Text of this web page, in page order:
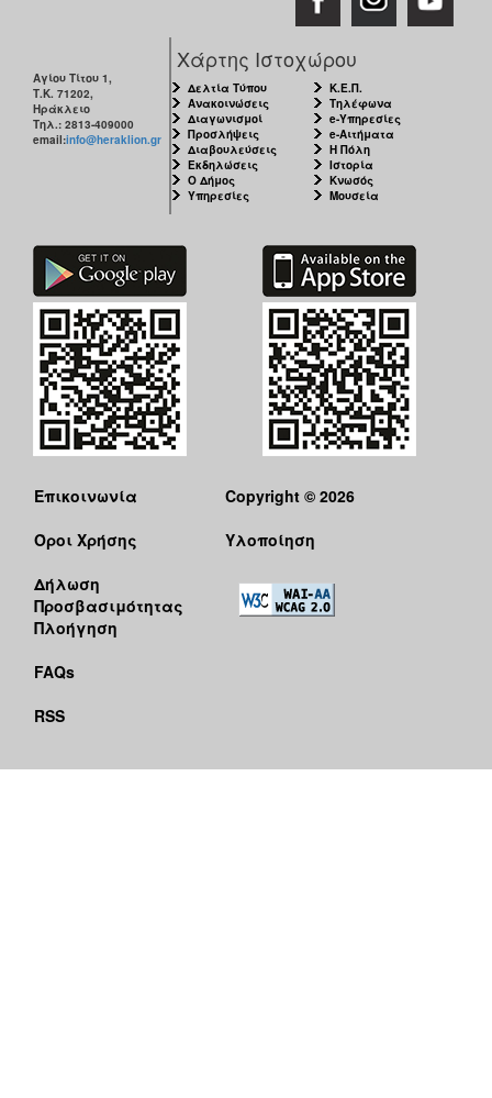
Αγίου Τίτου 1,
Τ.Κ. 71202,
Ηράκλειο
Τηλ.: 2813-409000
email:info@heraklion.gr
Χάρτης Ιστοχώρου
Δελτία Τύπου
Ανακοινώσεις
Διαγωνισμοί
Προσλήψεις
Διαβουλεύσεις
Εκδηλώσεις
Ο Δήμος
Υπηρεσίες
Κ.Ε.Π.
Τηλέφωνα
e-Υπηρεσίες
e-Αιτήματα
Η Πόλη
Ιστορία
Κνωσός
Μουσεία
Επικοινωνία
Όροι Χρήσης
Δήλωση
Προσβασιμότητας
Πλοήγηση
FAQs
RSS
Copyright © 2026
Υλοποίηση